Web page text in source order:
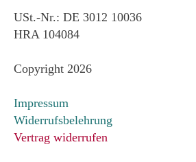
USt.-Nr.: DE 3012 10036
HRA 104084
Copyright 2026
Impressum
Widerrufsbelehrung
Vertrag widerrufen